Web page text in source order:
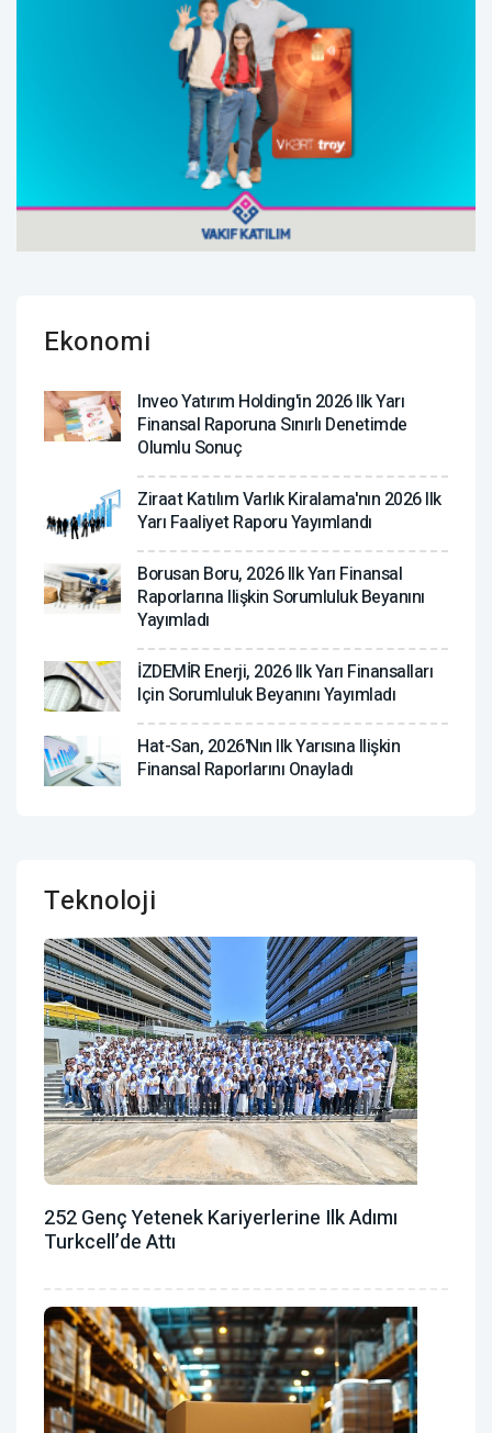
Ekonomi
Inveo Yatırım Holding'in 2026 Ilk Yarı
Finansal Raporuna Sınırlı Denetimde
Olumlu Sonuç
Ziraat Katılım Varlık Kiralama'nın 2026 Ilk
Yarı Faaliyet Raporu Yayımlandı
Borusan Boru, 2026 Ilk Yarı Finansal
Raporlarına Ilişkin Sorumluluk Beyanını
Yayımladı
İZDEMİR Enerji, 2026 Ilk Yarı Finansalları
Için Sorumluluk Beyanını Yayımladı
Hat-San, 2026'nın Ilk Yarısına Ilişkin
Finansal Raporlarını Onayladı
Teknoloji
252 Genç Yetenek Kariyerlerine Ilk Adımı
Turkcell’de Attı